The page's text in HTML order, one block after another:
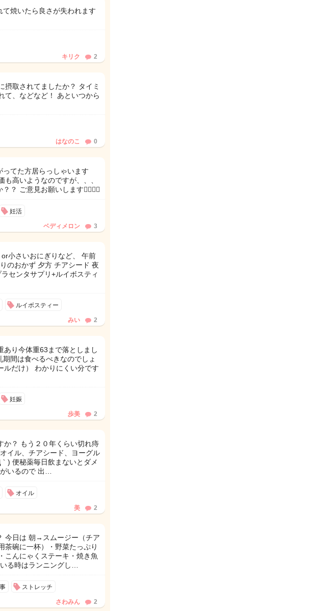
焼いたら良さが失われます
キリク 2
摂取されてましたか？ タイミ
て、などなど！ あといつから
はなのこ 0
てた方居らっしゃいます
高いようなのですが、、、
？ ご意見お願いします🙇🏻‍♀️✨
妊活
ベディメロン 3
小さいおにぎりなど、 午前
のおかず 夕方 チアシード 夜
センタサプリ+ルイボスティ
ルイボスティー
みい 2
あり今体重63まで落としまし
間は食べるべきなのでしょ
ルだけ） わかりにくい分です
妊娠
歩美 2
か？ もう２０年くらい切れ痔
イル、チアシード、ヨーグル
) 便秘薬毎日飲まないとダメ
いるので 出…
オイル
美 2
今日は 朝→スムージー（チア
碗に一杯）・野菜たっぷり
んにゃくステーキ・焼き魚
る時はランニングし…
ストレッチ
さわみん 2